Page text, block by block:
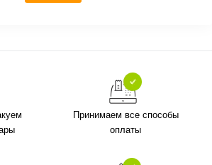
Принимаем все способы
оплаты